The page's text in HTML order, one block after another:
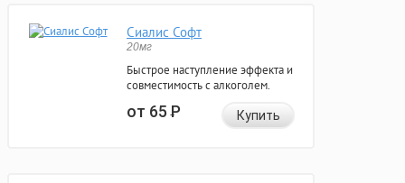
Сиалис Софт
20мг
Быстрое наступление эффекта и
совместимость с алкоголем.
от 65Р Купить